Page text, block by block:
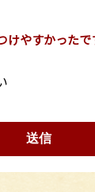
けやすかったで